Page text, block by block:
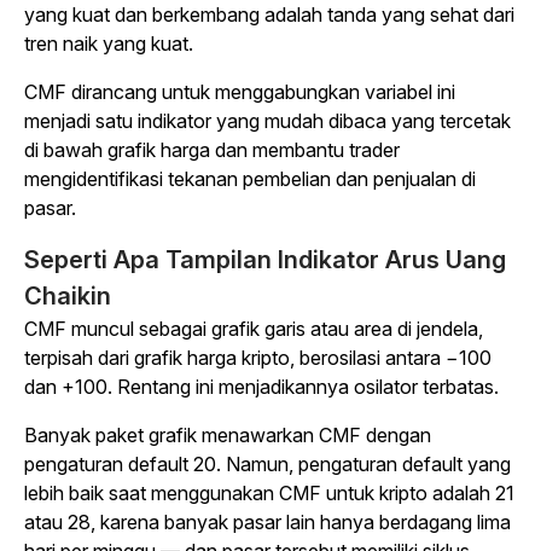
yang kuat dan berkembang adalah tanda yang sehat dari
tren naik yang kuat.
CMF dirancang untuk menggabungkan variabel ini
menjadi satu indikator yang mudah dibaca yang tercetak
di bawah grafik harga dan membantu trader
mengidentifikasi tekanan pembelian dan penjualan di
pasar.
Seperti Apa Tampilan Indikator Arus Uang
Chaikin
CMF muncul sebagai grafik garis atau area di jendela,
terpisah dari grafik harga kripto, berosilasi antara −100
dan +100. Rentang ini menjadikannya osilator terbatas.
Banyak paket grafik menawarkan CMF dengan
pengaturan default 20. Namun, pengaturan default yang
lebih baik saat menggunakan CMF untuk kripto adalah 21
atau 28, karena banyak pasar lain hanya berdagang lima